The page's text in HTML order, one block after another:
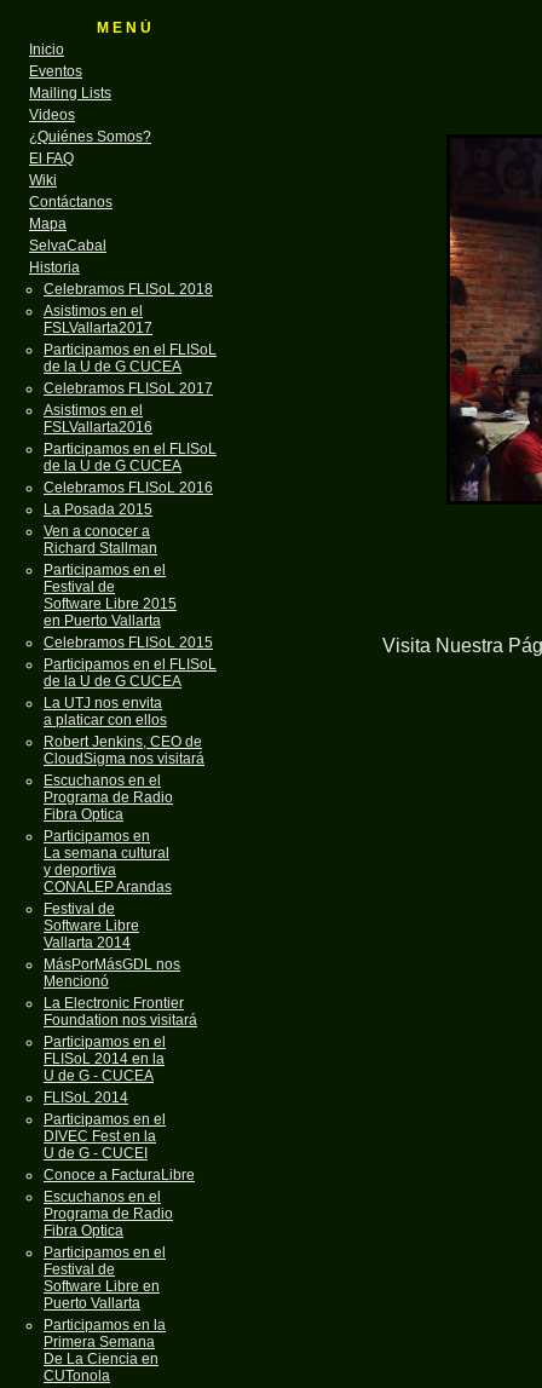
M E N Ú
Inicio
Eventos
Mailing Lists
Videos
¿Quiénes Somos?
El FAQ
Wiki
Contáctanos
Mapa
SelvaCabal
Historia
Celebramos FLISoL 2018
Asistimos en el
FSLVallarta2017
Participamos en el FLISoL
de la U de G CUCEA
Celebramos FLISoL 2017
Asistimos en el
FSLVallarta2016
Participamos en el FLISoL
de la U de G CUCEA
Celebramos FLISoL 2016
La Posada 2015
Ven a conocer a
Richard Stallman
Participamos en el
Festival de
Software Libre 2015
en Puerto Vallarta
Celebramos FLISoL 2015
Participamos en el FLISoL
de la U de G CUCEA
La UTJ nos envita
a platicar con ellos
Robert Jenkins, CEO de
CloudSigma nos visitará
Escuchanos en el
Programa de Radio
Fibra Optica
Participamos en
La semana cultural
y deportiva
CONALEP Arandas
Festival de
Software Libre
Vallarta 2014
MásPorMásGDL nos
Mencionó
La Electronic Frontier
Foundation nos visitará
Participamos en el
FLISoL 2014 en la
U de G - CUCEA
FLISoL 2014
Participamos en el
DIVEC Fest en la
U de G - CUCEI
Conoce a FacturaLibre
Escuchanos en el
Programa de Radio
Fibra Optica
Participamos en el
Festival de
Software Libre en
Puerto Vallarta
Participamos en la
Primera Semana
De La Ciencia en
CUTonola
Visita Nuestra